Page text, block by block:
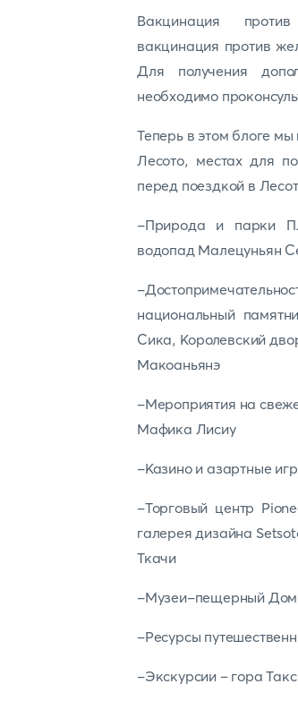
Вакцинация
вакцинация против
Для получения
необходимо
Теперь в этом блоге
Лесото, местах для
перед поездкой в
-Природа и парки
водопад Малецуньян
-
национальный
Сика, Королевский
Макоаньянэ
-Мероприятия на
Мафика Лисиу
-Казино и азартные
-Торговый центр
галерея дизайна
Ткачи
-Музеи-пещерный
-Ресурсы
-Экскурсии – гора